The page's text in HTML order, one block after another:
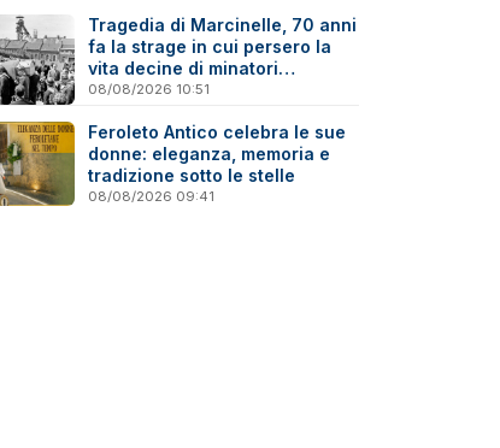
Tragedia di Marcinelle, 70 anni
fa la strage in cui persero la
vita decine di minatori
calabresi
08/08/2026 10:51
Feroleto Antico celebra le sue
donne: eleganza, memoria e
tradizione sotto le stelle
08/08/2026 09:41